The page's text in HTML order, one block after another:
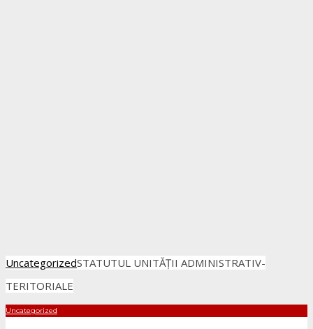
UncategorizedSTATUTUL UNITĂȚII ADMINISTRATIV-
TERITORIALE
Uncategorized